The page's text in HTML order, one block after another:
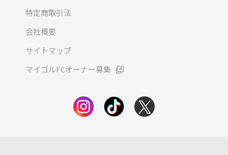
特定商取引法
会社概要
サイトマップ
マイゴルFCオーナー募集